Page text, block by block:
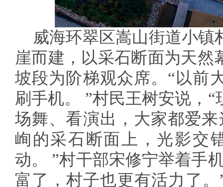
威海环翠区嵩山街道小
崖而建，以采石断面为天然
坡段为阶梯观众席。“以前
刷手机。 ”村民王树安说，
场舞、看演出，大家都爱
峋的采石断面上，光影交
动。 ”村干部宋修宁举着手
富了，村子也更有活力了